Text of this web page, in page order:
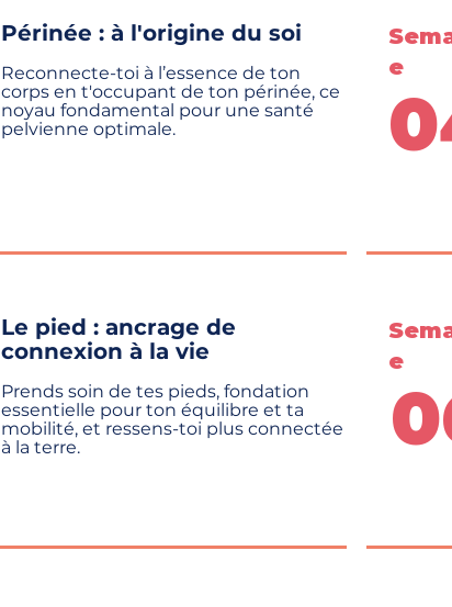
Périnée : à l'origine du soi
Reconnecte-toi à l’essence de ton
corps en t'occupant de ton périnée, ce
noyau fondamental pour une santé
pelvienne optimale.
Le pied : ancrage de
connexion à la vie
Prends soin de tes pieds, fondation
essentielle pour ton équilibre et ta
mobilité, et ressens-toi plus connectée
à la terre.
e
e